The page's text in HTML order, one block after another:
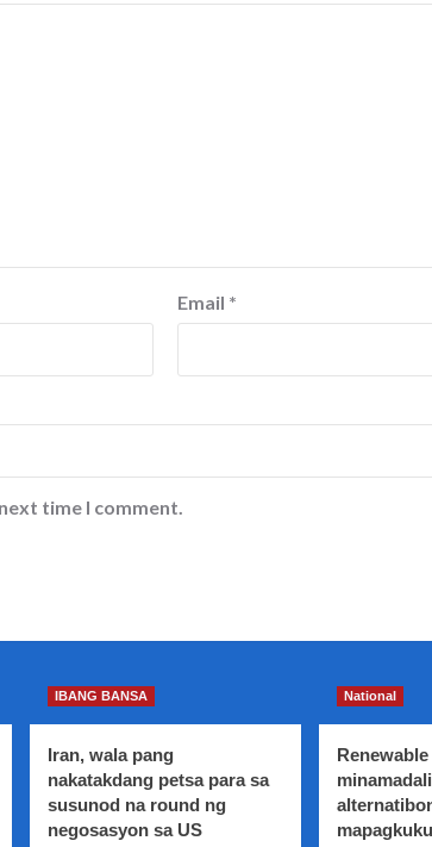
Email *
time I comment.
IBANG BANSA
Iran, wala pang
nakatakdang petsa para sa
susunod na round ng
negosasyon sa US
National